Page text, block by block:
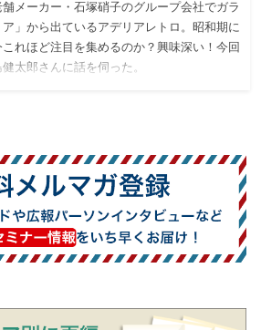
メーカー・石塚硝子のグループ会社でガラ
」から出ているアデリアレトロ。昭和期に
れほど注目を集めるのか？興味深い！今回
太郎さんに話を伺った。